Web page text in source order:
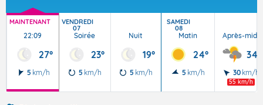
MAINTENANT
22:09
27°
5 km/h
VENDREDI
07
Soirée
23°
5 km/h
Nuit
19°
5 km/h
SAMEDI
08
Matin
24°
5 km/h
Après-midi
34°
30 km/h
55 km/h